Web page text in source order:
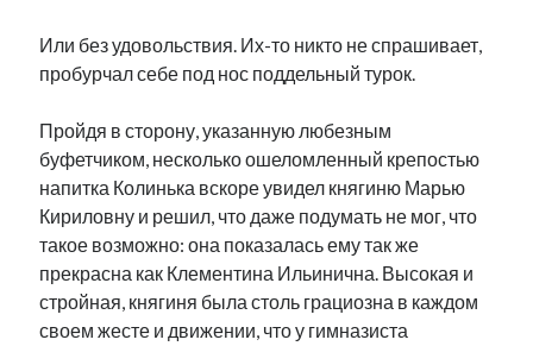
Или без удовольствия. Их-то никто не спрашивает,
пробурчал себе под нос поддельный турок.
Пройдя в сторону, указанную любезным
буфетчиком, несколько ошеломленный крепостью
напитка Колинька вскоре увидел княгиню Марью
Кириловну и решил, что даже подумать не мог, что
такое возможно: она показалась ему так же
прекрасна как Клементина Ильинична. Высокая и
стройная, княгиня была столь грациозна в каждом
своем жесте и движении, что у гимназиста